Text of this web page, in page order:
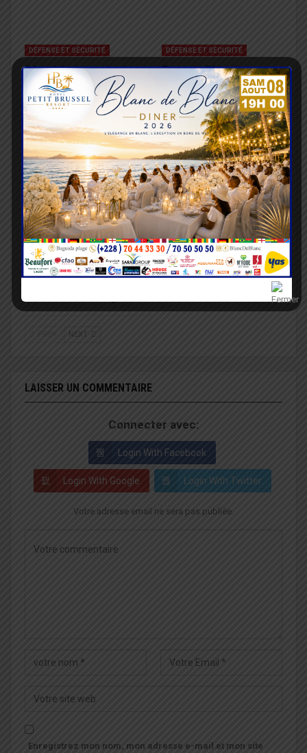
DÉFENSE ET SÉCURITÉ
Sécurité régionale : la
Cedeao prépare le
déploiement de sa force
militaire
DÉFENSE ET SÉCURITÉ
Togo : la Direction
centrale du
Commissariat des
Armées a un nouveau
chef
DÉFENSE ET SÉCURITÉ
Lutte contre le
terrorisme : les
DÉFENSE ET SÉCURITÉ
Défense et sécurité :
Hommages et
NEXT
LAISSER UN COMMENTAIRE
Connecter avec:
Login With Facebook
Login With Google Login With Twitter
Votre adresse email ne sera pas publiée.
Enregistrez mon nom, mon adresse e-mail et mon site